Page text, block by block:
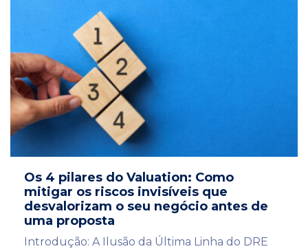
Os 4 pilares do Valuation: Como
mitigar os riscos invisíveis que
desvalorizam o seu negócio antes de
uma proposta
Introdução: A Ilusão da Última Linha do DRE